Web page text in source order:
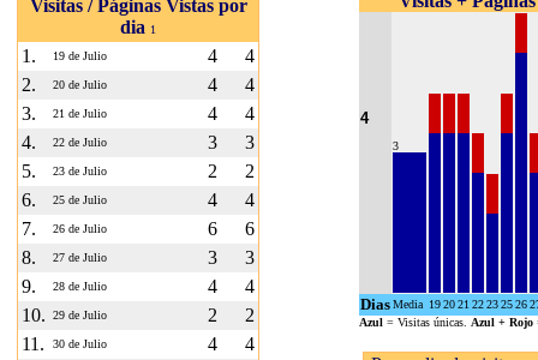
Visitas / Páginas Vistas por
dia 1
1. 19 de Julio 4
4
2.
20 de Julio 4
4
3.
21 de Julio 4
4
4.
22 de Julio 3
3
5.
23 de Julio 2
2
6.
25 de Julio 4
4
7.
26 de Julio 6
6
8.
27 de Julio 3
3
9.
28 de Julio 4
4
10.
29 de Julio 2
2
11.
30 de Julio 4
4
4
3
DiasMedia 192021 22232526
Azul = Visitas únicas. Azul + Rojo